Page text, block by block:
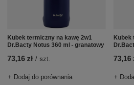
Kubek termiczny na kawę 2w1
Dr.Bacty Notus 360 ml - granatowy
73,16 zł / szt.
+ Dodaj do porównania
Kubek
73,16
+